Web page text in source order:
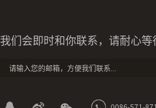
我们会即时和你联系，请耐心等